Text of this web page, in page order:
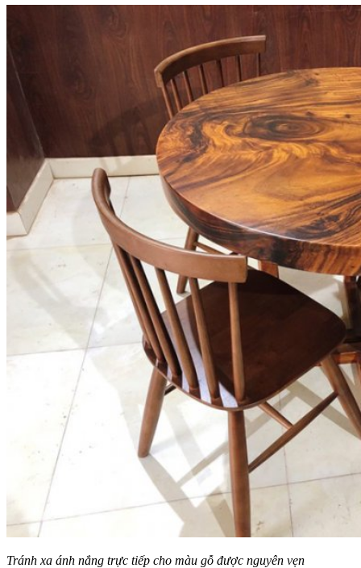
Tránh xa ánh nắng trực tiếp cho màu gỗ được nguyên vẹn